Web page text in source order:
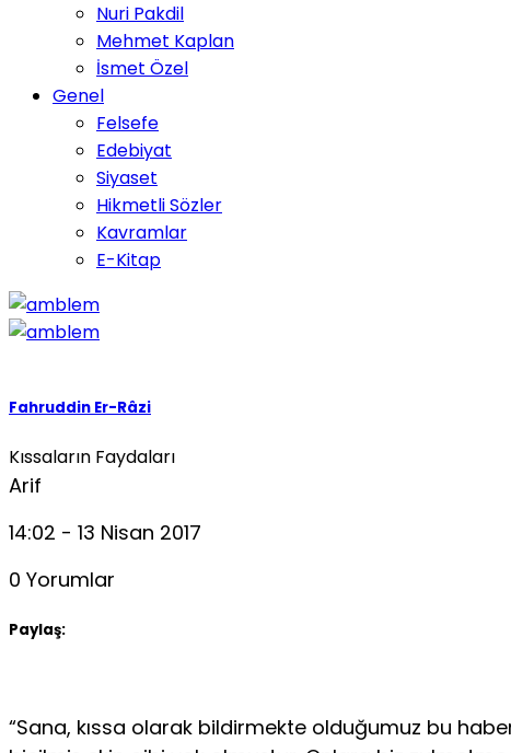
Nuri Pakdil
Mehmet Kaplan
İsmet Özel
Genel
Felsefe
Edebiyat
Siyaset
Hikmetli Sözler
Kavramlar
E-Kitap
Fahruddin Er-Râzi
Kıssaların Faydaları
Arif
14:02 - 13 Nisan 2017
0 Yorumlar
Paylaş:
“Sana, kıssa olarak bildirmekte olduğumuz bu